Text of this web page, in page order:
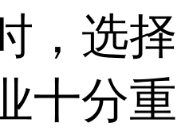
，选择
十分重